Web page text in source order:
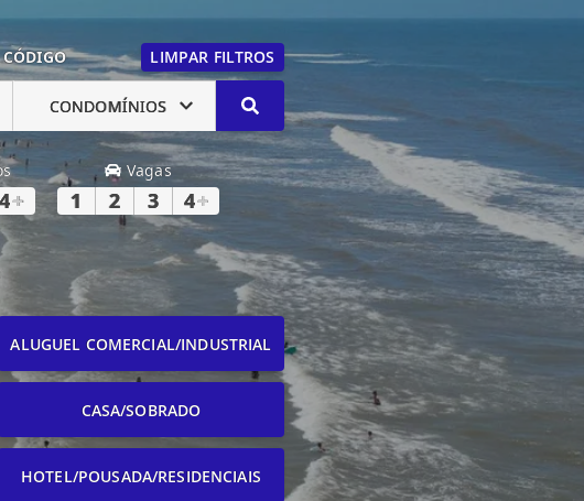
LIMPAR FILTROS
CONDOMÍNIOS
4+
Vagas
1 2 3 4+
ALUGUEL COMERCIAL/INDUSTRIAL
CASA/SOBRADO
HOTEL/POUSADA/RESIDENCIAIS